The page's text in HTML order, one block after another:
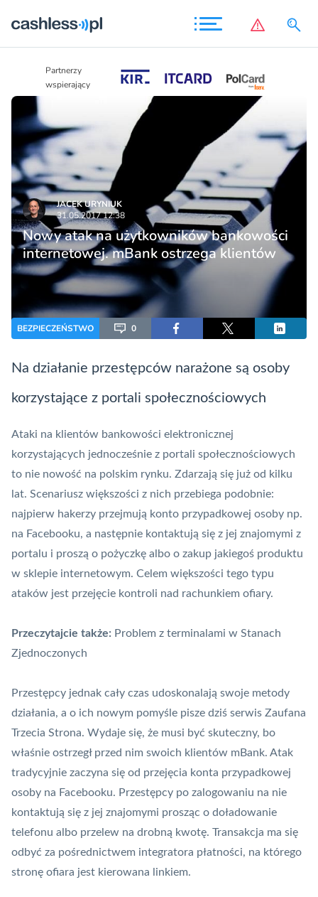
Partnerzy
wspierający
JACEK URYNIUK
31.05.2017 12:38
Nowy atak na użytkowników bankowości
internetowej. mBank ostrzega klientów
BEZPIECZEŃSTWO 0
Na działanie przestępców narażone są osoby
korzystające z portali społecznościowych
Ataki na klientów bankowości elektronicznej
korzystających jednocześnie z portali społecznościowych
to nie nowość na polskim rynku. Zdarzają się już od kilku
lat. Scenariusz większości z nich przebiega podobnie:
najpierw hakerzy przejmują konto przypadkowej osoby np.
na Facebooku, a następnie kontaktują się z jej znajomymi z
portalu i proszą o pożyczkę albo o zakup jakiegoś produktu
w sklepie internetowym. Celem większości tego typu
ataków jest przejęcie kontroli nad rachunkiem ofiary.
Przeczytajcie także: Problem z terminalami w Stanach
Zjednoczonych
Przestępcy jednak cały czas udoskonalają swoje metody
działania, a o ich nowym pomyśle pisze dziś serwis Zaufana
Trzecia Strona. Wydaje się, że musi być skuteczny, bo
właśnie ostrzegł przed nim swoich klientów mBank. Atak
tradycyjnie zaczyna się od przejęcia konta przypadkowej
osoby na Facebooku. Przestępcy po zalogowaniu na nie
kontaktują się z jej znajomymi prosząc o doładowanie
telefonu albo przelew na drobną kwotę. Transakcja ma się
odbyć za pośrednictwem integratora płatności, na którego
stronę ofiara jest kierowana linkiem.